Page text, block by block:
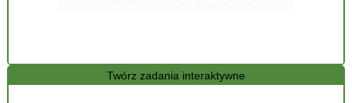
Twórz zadania interaktywne